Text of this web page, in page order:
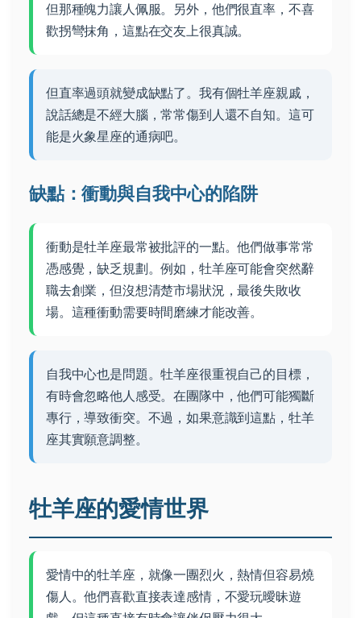
但那種魄力讓人佩服。另外，他們很直率，不喜
歡拐彎抹角，這點在交友上很真誠。
但直率過頭就變成缺點了。我有個牡羊座親戚，
說話總是不經大腦，常常傷到人還不自知。這可
能是火象星座的通病吧。
缺點：衝動與自我中心的陷阱
衝動是牡羊座最常被批評的一點。他們做事常常
憑感覺，缺乏規劃。例如，牡羊座可能會突然辭
職去創業，但沒想清楚市場狀況，最後失敗收
場。這種衝動需要時間磨練才能改善。
自我中心也是問題。牡羊座很重視自己的目標，
有時會忽略他人感受。在團隊中，他們可能獨斷
專行，導致衝突。不過，如果意識到這點，牡羊
座其實願意調整。
牡羊座的愛情世界
愛情中的牡羊座，就像一團烈火，熱情但容易燒
傷人。他們喜歡直接表達感情，不愛玩曖昧遊